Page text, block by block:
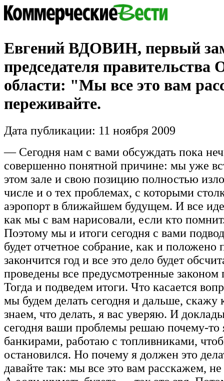
Евгений ВДОВИН, первый
председателя правительства
области: "Мы все это вам
переживайте.
Дата публикации: 11 ноября 2009
— Сегодня нам с вами обсуждать пока
совершенно понятной причине: мы уже
этом зале и свою позицию полностью
числе и о тех проблемах, с которыми
аэропорт в ближайшем будущем. И все
как мы с вам нарисовали, если кто
Поэтому мы и итоги сегодня с вами
будет отчетное собрание, как и положено
закончится год и все это дело будет
проведены все предусмотренные законом
Тогда и подведем итоги. Что касается
мы будем делать сегодня и дальше, скажу
знаем, что делать, я вас уверяю. И
сегодня ваши проблемы решаю почему-то
банкирами, работаю с топливниками,
остановился. Но почему я должен это
давайте так: мы все это вам расскажем,